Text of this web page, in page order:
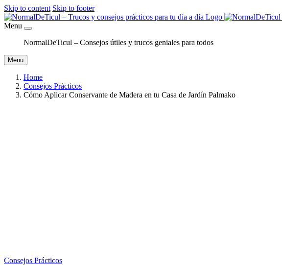
Skip to content Skip to footer
Menu
NormalDeTicul – Consejos útiles y trucos geniales para todos
Menu
Home
Consejos Prácticos
Cómo Aplicar Conservante de Madera en tu Casa de Jardín Palmako
Consejos Prácticos